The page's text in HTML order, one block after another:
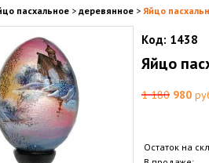
пасхальное> деревянное> Яйцо
Код: 1438
Яйцо
1 180 980
Остаток на